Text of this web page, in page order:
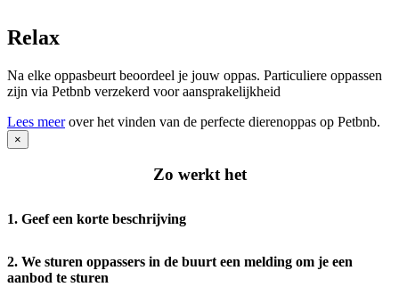
Relax
Na elke oppasbeurt beoordeel je jouw oppas. Particuliere oppassen
zijn via Petbnb verzekerd voor aansprakelijkheid
Lees meerover het vinden van de perfecte dierenoppas op Petbnb.
×
Zo werkt het
1. Geef een korte beschrijving
2. We sturen oppassers in de buurt een melding om je een
aanbod te sturen